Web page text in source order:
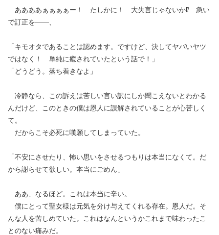
ああああぁぁぁぁー！ たしかに！ 大失言じゃないか⁉︎ 急い
で訂正を——、
「キモオタであることは認めます。ですけど、決してヤバいヤツ
ではなく！ 単純に癒されていたという話で！」
「どうどう。落ち着きなよ」
冷静なら、この訴えは苦しい言い訳にしか聞こえないとわかる
んだけど、このときの僕は恩人に誤解されていることが心苦しく
て。
だからこそ必死に嘆願してしまっていた。
「不安にさせたり、怖い思いをさせるつもりは本当になくて。だ
から謝らせて欲しい。本当にごめん」
ああ、なるほど。これは本当に辛い。
僕にとって聖女様は元気を分け与えてくれる存在。恩人だ。そ
んな人を苦しめていた。これはなんというかこれまで味わったこ
とのない痛みだ。